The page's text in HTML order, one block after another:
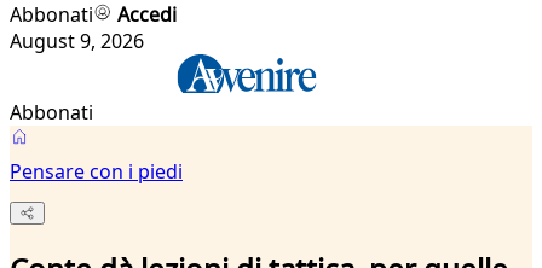
Abbonati
Accedi
August 9, 2026
Abbonati
Pensare con i piedi